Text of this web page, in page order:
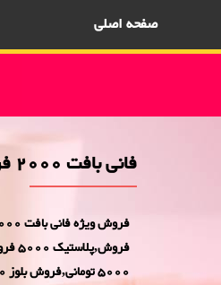
صفحه اصلی
فانی بافت 2000 فروش
5000 تومانی,فروش بلوز 2000 تومانی,فروش بلور 5000 تومانی